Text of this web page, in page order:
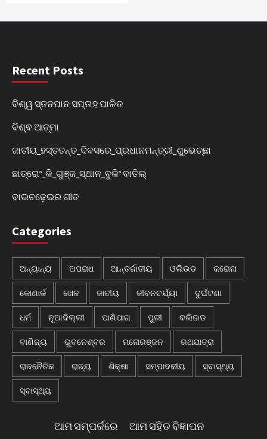
Recent Posts
ବିଶ୍ୱ ସ୍ତନପାନ ସପ୍ତାହ ପାଳିତ
ବିଶ୍ଵ ଆତ୍ମା
ଜାତୀୟ_ହସ୍ତତନ୍ତ_ଦିବସରେ_ପ୍ରଧାନମନ୍ତ୍ରୀ_ଶୁଭେଚ୍ଛା
ଛାତ୍ରୋଂ_କି_ଗୁଞ୍ଜ_ସ୍ଥାନ_ବୁକିଂ ବାତିଲ୍
ବାଇଚଢ଼େଇର ଗୀତ
Categories
ଅନ୍ୟାନ୍ୟ ଅପରାଧ ଆନ୍ତର୍ଜାତୀୟ ଓଲିଉଡ କରୋନା
କୋଣାର୍କ ଖେଳ ଜାତୀୟ ଜୀବନଚର୍ଯ୍ୟା ଦୁର୍ଘଟଣା
ଧର୍ମ ନୂଆଦିଲ୍ଲୀ ପାଣିପାଗ ପୁରୀ ବଲିଉଡ
ବାଣିଜ୍ୟ ଭୁବନେଶ୍ବର ମନୋରଞ୍ଜନ ରଥଯାତ୍ରା
ରାଜନୈତିକ ରାଜ୍ୟ ଶିକ୍ଷା ସମ୍ପାଦକୀୟ ସ୍ବାସ୍ଥ୍ୟ
ସ୍ବାସ୍ଥ୍ୟ
ଆମ ସମ୍ପର୍କରେ ଆମ ସହିତ ବିଜ୍ଞାପନ